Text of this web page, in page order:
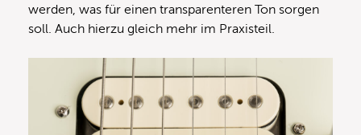
werden, was für einen transparenteren Ton sorgen
soll. Auch hierzu gleich mehr im Praxisteil.